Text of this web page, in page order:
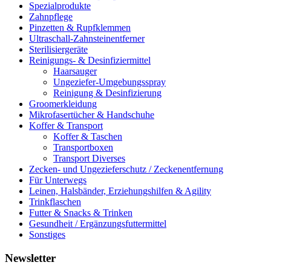
Spezialprodukte
Zahnpflege
Pinzetten & Rupfklemmen
Ultraschall-Zahnsteinentferner
Sterilisiergeräte
Reinigungs- & Desinfiziermittel
Haarsauger
Ungeziefer-Umgebungsspray
Reinigung & Desinfizierung
Groomerkleidung
Mikrofasertücher & Handschuhe
Koffer & Transport
Koffer & Taschen
Transportboxen
Transport Diverses
Zecken- und Ungezieferschutz / Zeckenentfernung
Für Unterwegs
Leinen, Halsbänder, Erziehungshilfen & Agility
Trinkflaschen
Futter & Snacks & Trinken
Gesundheit / Ergänzungsfuttermittel
Sonstiges
Newsletter